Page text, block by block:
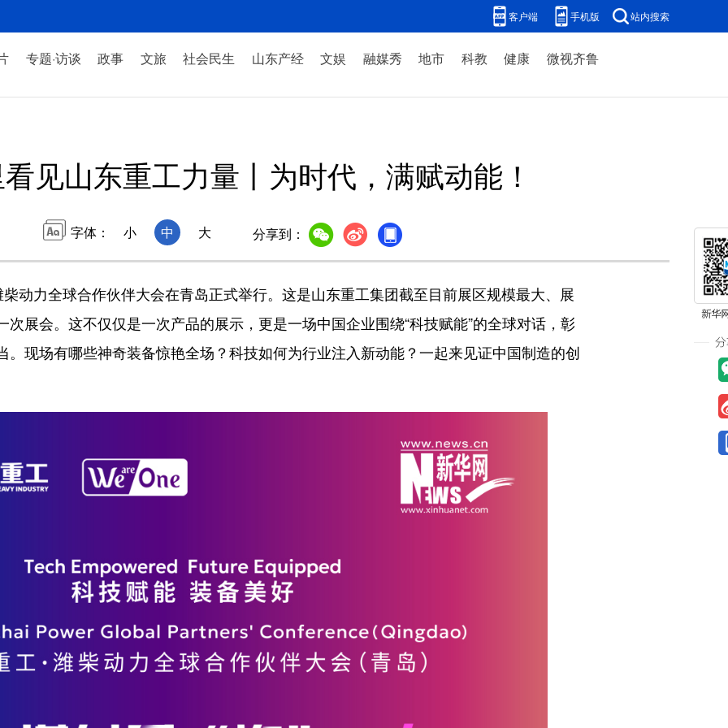
客户端 手机版 站内搜索
专题·访谈 政事 文旅 社会民生 山东产经 文娱 融媒秀 地市 科教 健康 微视齐鲁
见山东重工力量丨为时代，满赋动能！
字体： 小 中 大 分享到：
力全球合作伙伴大会在青岛正式举行。这是山东重工集团截至目前展区规模最大、展
展会。这不仅仅是一次产品的展示，更是一场中国企业围绕“科技赋能”的全球对话，彰
。现场有哪些神奇装备惊艳全场？科技如何为行业注入新动能？一起来见证中国制造的创